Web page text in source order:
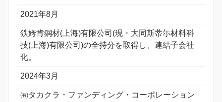
2021年8月
鉄姆肯鋼材(上海)有限公司(現・大同斯蒂尓材料科
技(上海)有限公司)の全持分を取得し、連結子会社
化。
2024年3月
㈲タカクラ・ファンディング・コーポレーション